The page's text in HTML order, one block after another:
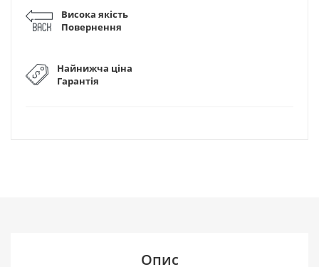
Висока якість
Повернення
Найнижча ціна
Гарантія
Опис